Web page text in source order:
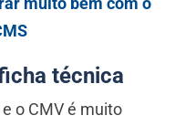
técnica
o CMV é muito